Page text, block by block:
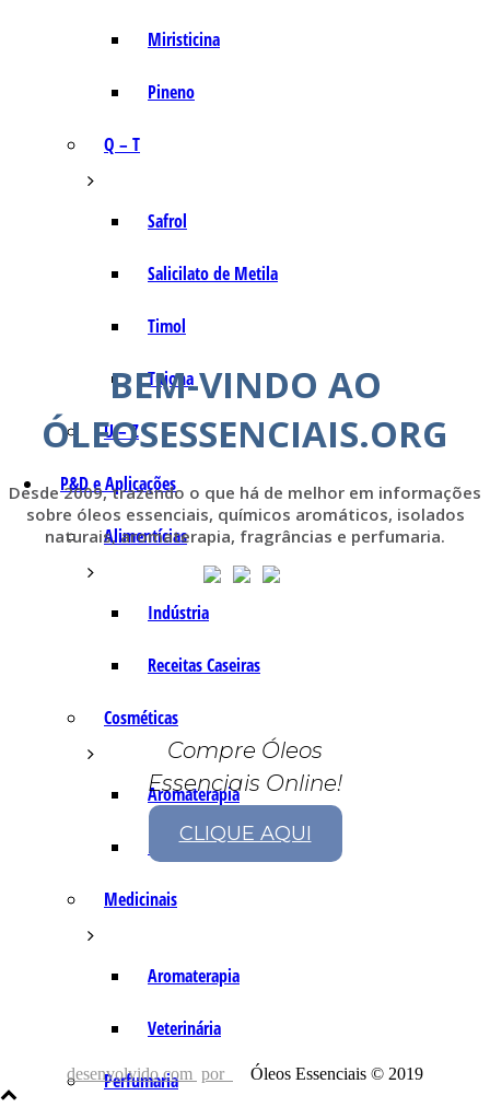
Miristicina
Pineno
Q – T
Safrol
Salicilato de Metila
Timol
Tujona
U – Z
P&D e Aplicações
Alimentícias
Indústria
Receitas Caseiras
Cosméticas
Aromaterapia
Fórmulas Caseiras
Medicinais
Aromaterapia
Veterinária
Perfumaria
BEM-VINDO AO
ÓLEOSESSENCIAIS.ORG
Desde 2009, trazendo o que há de melhor em informações
sobre óleos essenciais, químicos aromáticos, isolados
naturais, aromaterapia, fragrâncias e perfumaria.
Compre Óleos
Essenciais Online!
CLIQUE AQUI
desenvolvido com por Óleos Essenciais © 2019